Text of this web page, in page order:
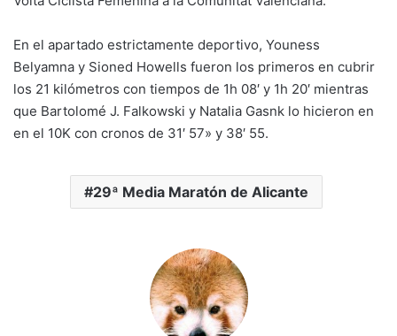
En el apartado estrictamente deportivo, Youness
Belyamna y Sioned Howells fueron los primeros en cubrir
los 21 kilómetros con tiempos de 1h 08′ y 1h 20′ mientras
que Bartolomé J. Falkowski y Natalia Gasnk lo hicieron en
en el 10K con cronos de 31′ 57» y 38′ 55.
29ª Media Maratón de Alicante